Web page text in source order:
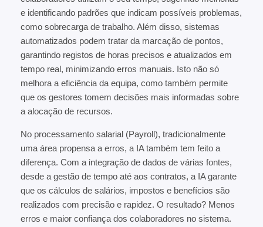
e identificando padrões que indicam possíveis problemas,
como sobrecarga de trabalho. Além disso, sistemas
automatizados podem tratar da marcação de pontos,
garantindo registos de horas precisos e atualizados em
tempo real, minimizando erros manuais. Isto não só
melhora a eficiência da equipa, como também permite
que os gestores tomem decisões mais informadas sobre
a alocação de recursos.
No processamento salarial (Payroll), tradicionalmente
uma área propensa a erros, a IA também tem feito a
diferença. Com a integração de dados de várias fontes,
desde a gestão de tempo até aos contratos, a IA garante
que os cálculos de salários, impostos e benefícios são
realizados com precisão e rapidez. O resultado? Menos
erros e maior confiança dos colaboradores no sistema.